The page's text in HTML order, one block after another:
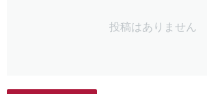
投稿はありません